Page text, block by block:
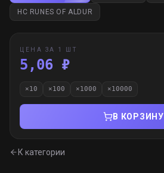
HC RUNES OF ALDUR
ЦЕНА ЗА 1 ШТ
5,06 ₽
×10 ×100 ×1000 ×10000
В КОРЗИНУ
К категории